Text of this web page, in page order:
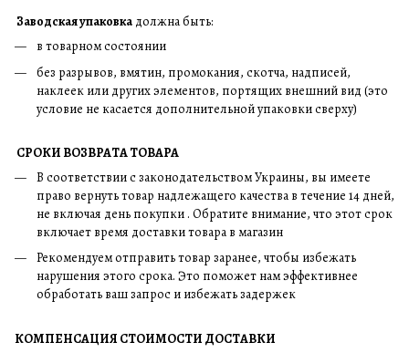
Заводская упаковка должна быть:
в товарном состоянии
без разрывов, вмятин, промокания, скотча, надписей,
наклеек или других элементов, портящих внешний вид (это
условие не касается дополнительной упаковки сверху)
СРОКИ ВОЗВРАТА ТОВАРА
В соответствии с законодательством Украины, вы имеете
право вернуть товар надлежащего качества в течение 14 дней,
не включая день покупки . Обратите внимание, что этот срок
включает время доставки товара в магазин
Рекомендуем отправить товар заранее, чтобы избежать
нарушения этого срока. Это поможет нам эффективнее
обработать ваш запрос и избежать задержек
КОМПЕНСАЦИЯ СТОИМОСТИ ДОСТАВКИ